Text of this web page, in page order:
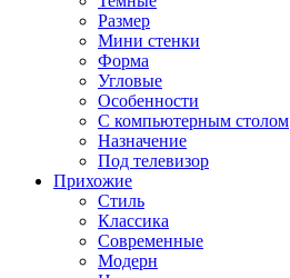
Размер
Мини стенки
Форма
Угловые
Особенности
С компьютерным столом
Назначение
Под телевизор
Прихожие
Стиль
Классика
Современные
Модерн